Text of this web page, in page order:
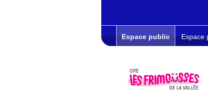
Espace public Espace